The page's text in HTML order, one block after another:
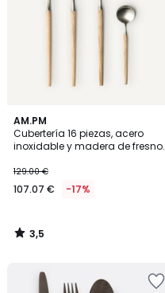
AM.PM
Cubertería 16 piezas, acero
inoxidable y madera de fresno,
129.00 €
107.07 € -17%
3,5
/ 5
3,5
/